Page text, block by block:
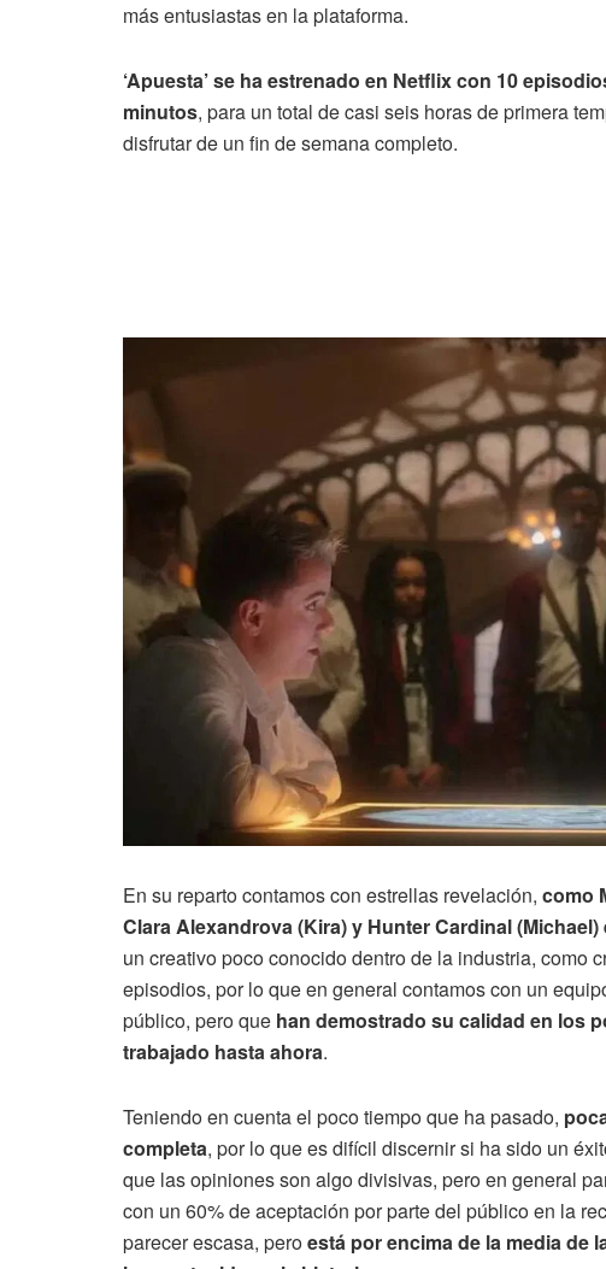
más entusiastas en la plataforma.
‘Apuesta’ se ha estrenado en Netflix con 10
minutos, para un total de casi seis horas de primera
disfrutar de un fin de semana completo.
En su reparto contamos con estrellas revelación, como
Clara Alexandrova (Kira) y Hunter Cardinal
un creativo poco conocido dentro de la industria, como
episodios, por lo que en general contamos con un
público, pero que han demostrado su calidad en los
trabajado hasta ahora.
Teniendo en cuenta el poco tiempo que ha pasado,
completa, por lo que es difícil discernir si ha sido un
que las opiniones son algo divisivas, pero en general
con un 60% de aceptación por parte del público en la
parecer escasa, peroestá por encima de la media de